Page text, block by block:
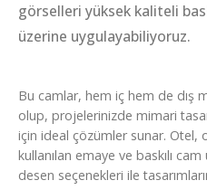
görselleri yüksek kaliteli
üzerine uygulayabiliyoruz.
Bu camlar, hem iç hem de dış
olup, projelerinizde mimari
için ideal çözümler sunar. Otel,
kullanılan emaye ve baskılı
desen seçenekleri ile